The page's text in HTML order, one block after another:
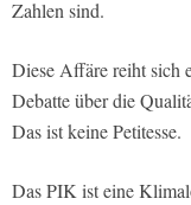
Zahlen sind.
Diese Affäre reiht sich
Debatte über die
Das ist keine Petitesse.
Das PIK ist eine